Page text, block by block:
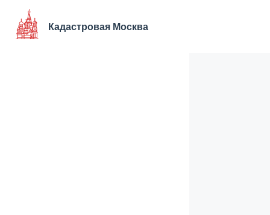
Перейти
содержимому
Кадастровая Москва